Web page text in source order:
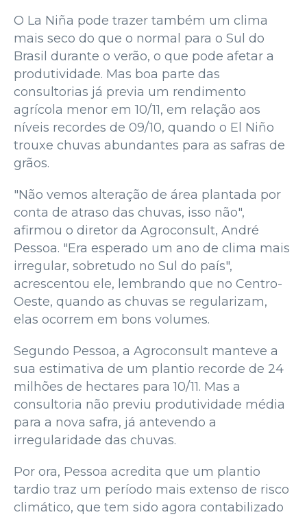
O La Niña pode trazer também um clima
mais seco do que o normal para o Sul do
Brasil durante o verão, o que pode afetar a
produtividade. Mas boa parte das
consultorias já previa um rendimento
agrícola menor em 10/11, em relação aos
níveis recordes de 09/10, quando o El Niño
trouxe chuvas abundantes para as safras de
grãos.
"Não vemos alteração de área plantada por
conta de atraso das chuvas, isso não",
afirmou o diretor da Agroconsult, André
Pessoa. "Era esperado um ano de clima mais
irregular, sobretudo no Sul do país",
acrescentou ele, lembrando que no Centro-
Oeste, quando as chuvas se regularizam,
elas ocorrem em bons volumes.
Segundo Pessoa, a Agroconsult manteve a
sua estimativa de um plantio recorde de 24
milhões de hectares para 10/11. Mas a
consultoria não previu produtividade média
para a nova safra, já antevendo a
irregularidade das chuvas.
Por ora, Pessoa acredita que um plantio
tardio traz um período mais extenso de risco
climático, que tem sido agora contabilizado